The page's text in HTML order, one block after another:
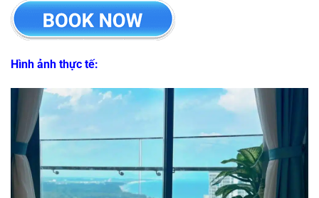
Hình ảnh thực tế: